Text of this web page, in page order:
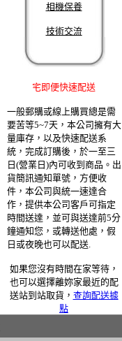
相機保養
技術交流
宅即便快速配送
一般郵購或線上購買總是需
要苦等5~7天，本公司擁有大
量庫存，以及快速配送系
統，完成訂購後，於一至三
日(營業日)內可收到商品。出
貨簡訊通知單號，方便收
件，本公司與統一速達合
作，提供本公司客戶可指定
時間送達，並可與送達前5分
鐘通知您，或轉送他處，假
日或夜晚也可以配送.
如果您沒有時間在家等待，
也可以選擇離妳家最近的配
送站到站取貨， 查詢配送據
點